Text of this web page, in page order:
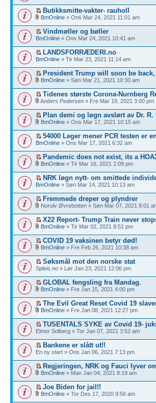
Butikksmitte-vakter- rauholl
BmOnline » Ons Mar 24, 2021 11:01 am
Vindmøller og bøller
BmOnline » Ons Mar 24, 2021 10:41 am
LANDSFORRÆDERI.no
BmOnline » Tir Mar 23, 2021 11:14 am
President Trump will soon be
BmOnline » Søn Mar 21, 2021 10:30 am
Tidenes største Corona-Nurnberg
Anders Pedersen » Fre Mar 19, 2021 3:00 pm
Plan demi og løgn avslørt av Dr.
BmOnline » Ons Mar 17, 2021 10:15 am
54000 Leger mener PCR testen er
BmOnline » Ons Mar 17, 2021 6:32 am
Pandemic does not exist, its a
BmOnline » Tir Mar 16, 2021 2:09 pm
NRK løgn nytt- om smittede
BmOnline » Søn Mar 14, 2021 10:13 am
Fremmede dreper og plyndrer
Norulv Øvrebotten » Søn Mar 07, 2021 8:01
X22 Report- Trump Train never
BmOnline » Tir Mar 02, 2021 8:51 pm
COVID 19 vaksinen betyr død!
BmOnline » Fre Feb 26, 2021 10:38 am
Søksmål mot den norske stat
Spleis.no » Lør Jan 23, 2021 12:06 pm
GLOBAL fengsling fra Mandag.
BmOnline » Fre Jan 15, 2021 4:00 pm
The Evil Great Reset Covid 19
BmOnline » Fre Jan 08, 2021 12:27 pm
TUSENTALS SYKE av Covid 19-
Elmer Solberg » Tor Jan 07, 2021 3:52 am
Bankene er slått ut!!
En ny start » Ons Jan 06, 2021 7:13 pm
Regjeringen, NRK og Fauci lyver
BmOnline » Man Jan 04, 2021 8:19 am
Joe Biden for jail!!
BmOnline » Tor Des 17, 2020 9:56 am